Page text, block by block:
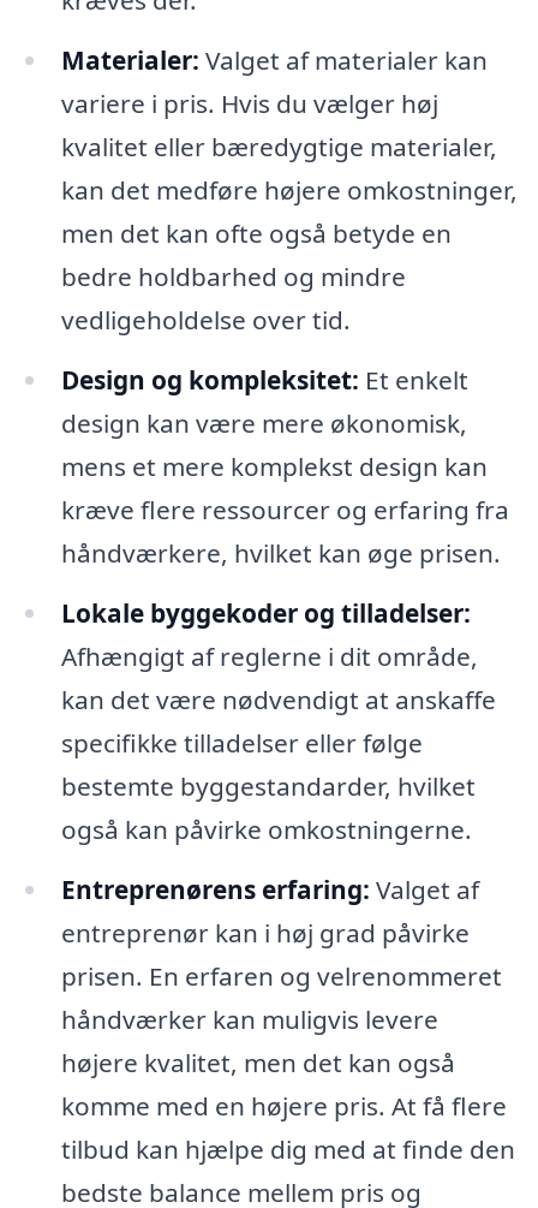
Materialer: Valget af materialer kan
variere i pris. Hvis du vælger høj
kvalitet eller bæredygtige materialer,
kan det medføre højere omkostninger,
men det kan ofte også betyde en
bedre holdbarhed og mindre
vedligeholdelse over tid.
Design og kompleksitet: Et enkelt
design kan være mere økonomisk,
mens et mere komplekst design kan
kræve flere ressourcer og erfaring fra
håndværkere, hvilket kan øge prisen.
Lokale byggekoder og tilladelser:
Afhængigt af reglerne i dit område,
kan det være nødvendigt at anskaffe
specifikke tilladelser eller følge
bestemte byggestandarder, hvilket
også kan påvirke omkostningerne.
Entreprenørens erfaring: Valget af
entreprenør kan i høj grad påvirke
prisen. En erfaren og velrenommeret
håndværker kan muligvis levere
højere kvalitet, men det kan også
komme med en højere pris. At få flere
tilbud kan hjælpe dig med at finde den
bedste balance mellem pris og